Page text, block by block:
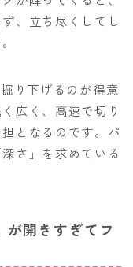
、立ち尽くしてし
り下げるのが得意
広く、高速で切り
となるのです。パ
さ」を求めている
開きすぎてフ